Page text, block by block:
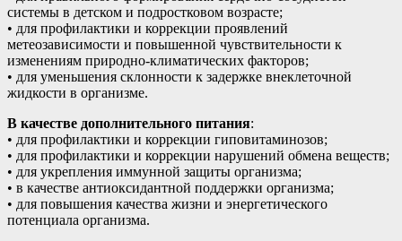
системы в детском и подростковом возрасте;
• для профилактики и коррекции проявлений
метеозависимости и повышенной чувствительности к
изменениям природно-климатических факторов;
• для уменьшения склонности к задержке внеклеточной
жидкости в организме.
В качестве дополнительного питания:
• для профилактики и коррекции гиповитаминозов;
• для профилактики и коррекции нарушений обмена веществ;
• для укрепления иммунной защиты организма;
• в качестве антиоксидантной поддержки организма;
• для повышения качества жизни и энергетического
потенциала организма.